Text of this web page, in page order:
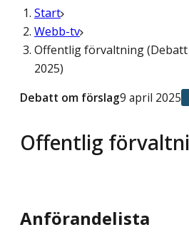
Start
Webb-tv
Offentlig förvaltning
2025)
Offentlig
Debatt om förslag9 april 2025
Anförandelista